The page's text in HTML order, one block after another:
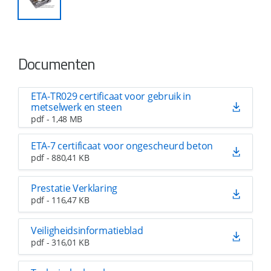
Documenten
ETA-TR029 certificaat voor gebruik in
metselwerk en steen
pdf - 1,48 MB
ETA-7 certificaat voor ongescheurd beton
pdf - 880,41 KB
Prestatie Verklaring
pdf - 116,47 KB
Veiligheidsinformatieblad
pdf - 316,01 KB